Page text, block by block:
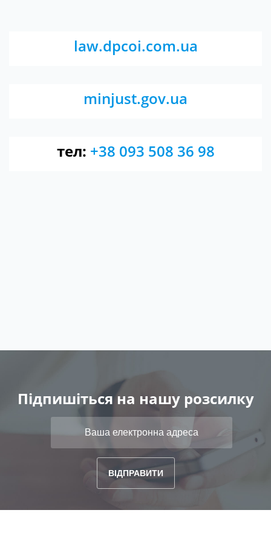
law.dpcoi.com.ua
minjust.gov.ua
тел: +38 093 508 36 98
Підпишіться на нашу розсилку